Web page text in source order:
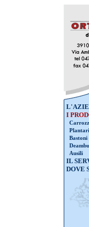
I
Plantari
Bastoni
Ausili
IL
DOVE